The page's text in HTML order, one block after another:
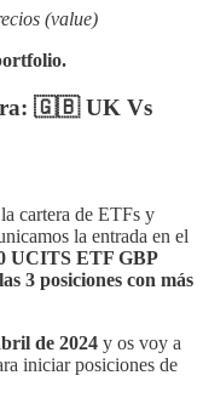
(value)
🇬🇧 UK Vs
cartera de ETFs y
la entrada en el
UCITS ETF GBP
3 posiciones con más
de 2024 y os voy a
iniciar posiciones de